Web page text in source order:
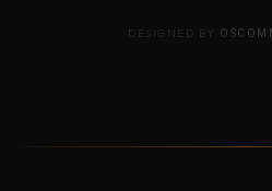
DESIGNED BY